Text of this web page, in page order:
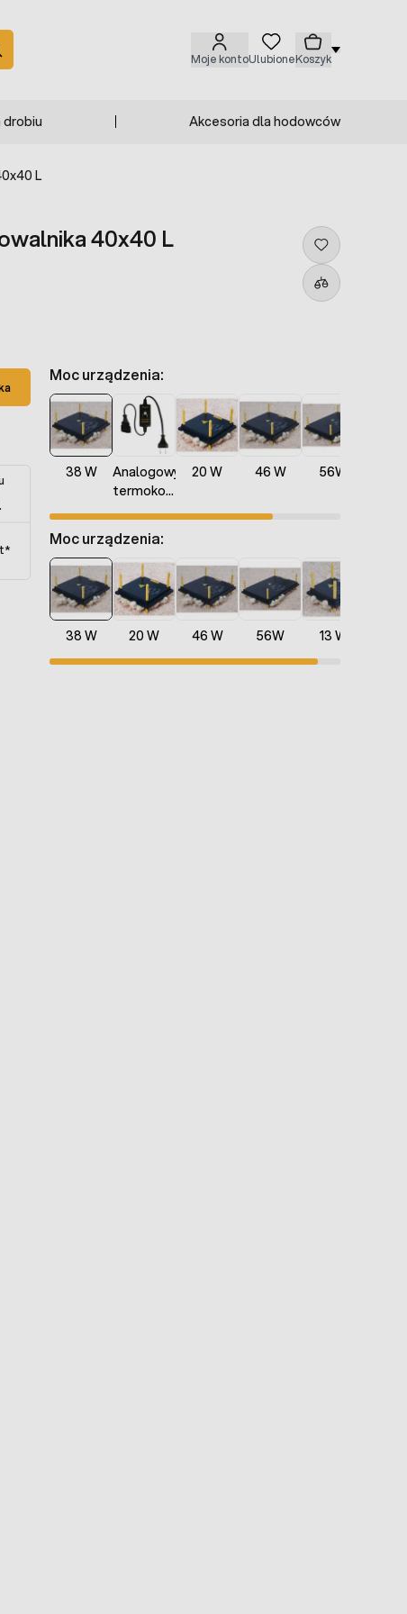
Moje kontoUlubioneKoszyk
drobiu Akcesoria dla hodowców
L
40x40 L
Moc urządzenia:
38 W
Analogowy
termokontroler
do płyt
grzewczych
20 W 46 W 56W
Moc urządzenia:
38 W 20 W 46 W 56W 13 W